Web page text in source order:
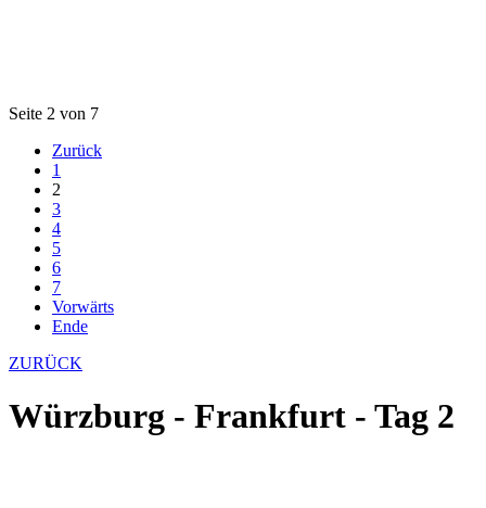
Seite 2 von 7
Zurück
1
2
3
4
5
6
7
Vorwärts
Ende
ZURÜCK
Würzburg - Frankfurt - Tag 2